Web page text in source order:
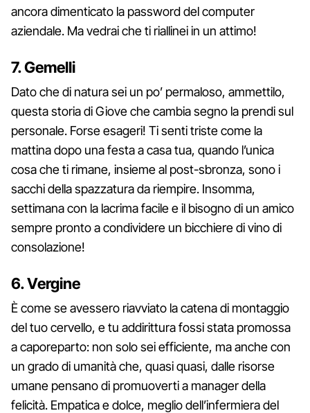
ancora dimenticato la password del computer
aziendale. Ma vedrai che ti riallinei in un attimo!
7. Gemelli
Dato che di natura sei un po’ permaloso, ammettilo,
questa storia di Giove che cambia segno la prendi sul
personale. Forse esageri! Ti senti triste come la
mattina dopo una festa a casa tua, quando l’unica
cosa che ti rimane, insieme al post-sbronza, sono i
sacchi della spazzatura da riempire. Insomma,
settimana con la lacrima facile e il bisogno di un amico
sempre pronto a condividere un bicchiere di vino di
consolazione!
6. Vergine
È come se avessero riavviato la catena di montaggio
del tuo cervello, e tu addirittura fossi stata promossa
a caporeparto: non solo sei efficiente, ma anche con
un grado di umanità che, quasi quasi, dalle risorse
umane pensano di promuoverti a manager della
felicità. Empatica e dolce, meglio dell’infermiera del